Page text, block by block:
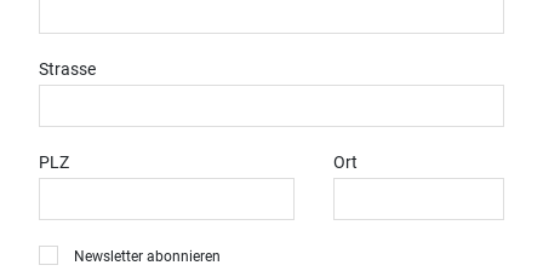
Strasse
PLZ Ort
Newsletter abonnieren